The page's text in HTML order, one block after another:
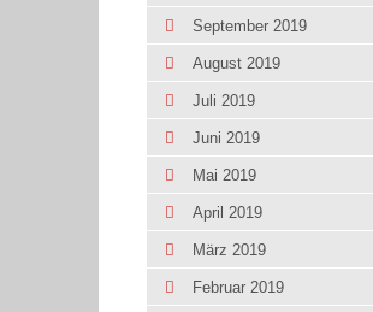
September 2019
August 2019
Juli 2019
Juni 2019
Mai 2019
April 2019
März 2019
Februar 2019